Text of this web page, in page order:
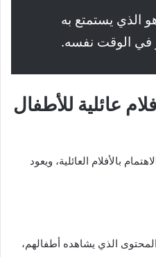
الذي يستمتع به
في الوقت نفسه.
عائلية للأطفال
في الاهتمام بالأفلام العائلية، ويعود
الذي يشاهده أطفالهم،